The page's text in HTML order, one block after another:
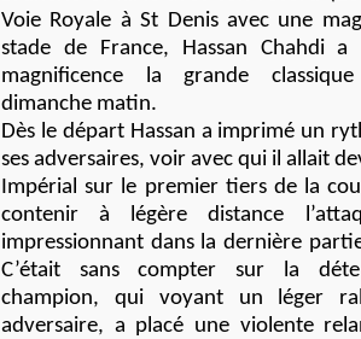
Voie Royale à St Denis avec une
stade de France, Hassan Chahdi
magnificence la grande classique
dimanche matin.
Dès le départ Hassan a imprimé un
ses adversaires, voir avec qui il allait
Impérial sur le premier tiers de la
contenir à légère distance
impressionnant dans la dernière
C’était sans compter sur la
champion, qui voyant un léger
adversaire, a placé une violente